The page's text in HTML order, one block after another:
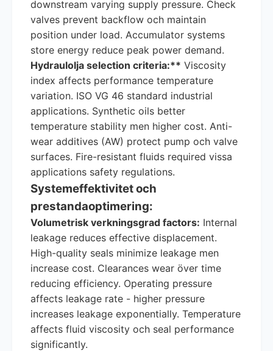
downstream varying supply pressure. Check
valves prevent backflow och maintain
position under load. Accumulator systems
store energy reduce peak power demand.
Hydraulolja selection criteria:** Viscosity
index affects performance temperature
variation. ISO VG 46 standard industrial
applications. Synthetic oils better
temperature stability men higher cost. Anti-
wear additives (AW) protect pump och valve
surfaces. Fire-resistant fluids required vissa
applications safety regulations.
Systemeffektivitet och
prestandaoptimering:
Volumetrisk verkningsgrad factors: Internal
leakage reduces effective displacement.
High-quality seals minimize leakage men
increase cost. Clearances wear över time
reducing efficiency. Operating pressure
affects leakage rate - higher pressure
increases leakage exponentially. Temperature
affects fluid viscosity och seal performance
significantly.